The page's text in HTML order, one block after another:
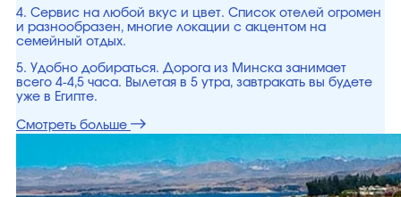
4. Сервис на любой вкус и цвет. Список отелей огромен
и разнообразен, многие локации с акцентом на
семейный отдых.
5. Удобно добираться. Дорога из Минска занимает
всего 4-4,5 часа. Вылетая в 5 утра, завтракать вы будете
уже в Египте.
Смотреть больше